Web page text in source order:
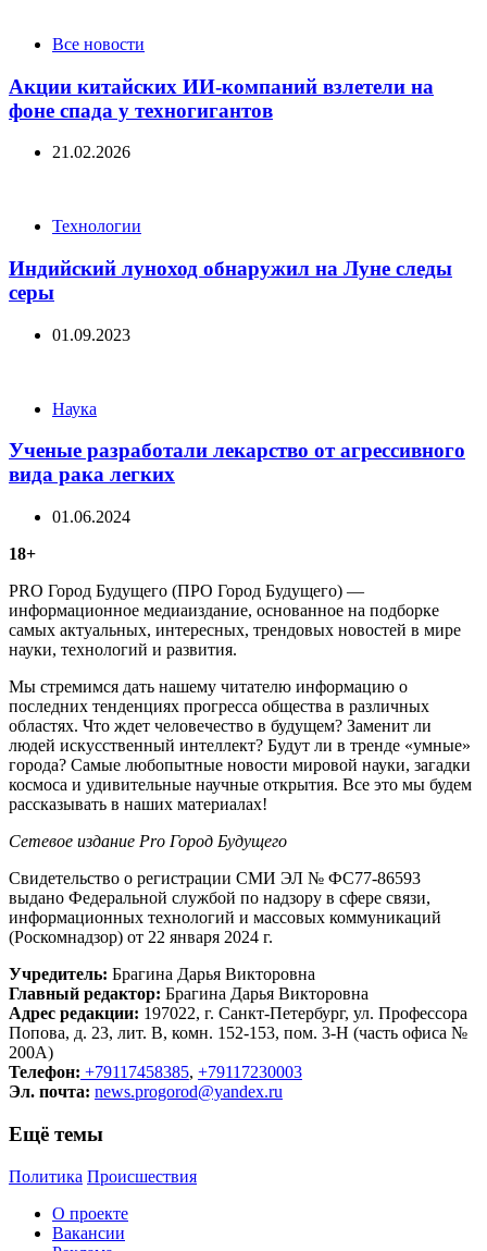
CategoriesВсе новости
Акции китайских ИИ-компаний взлетели на
фоне спада у техногигантов
21.02.2026
CategoriesТехнологии
Индийский луноход обнаружил на Луне следы
серы
01.09.2023
Categories
Наука
Ученые разработали лекарство от агрессивного
вида рака легких
01.06.2024
18+
PRO Город Будущего (ПРО Город Будущего) —
информационное медиаиздание, основанное на подборке
самых актуальных, интересных, трендовых новостей в мире
науки, технологий и развития.
Мы стремимся дать нашему читателю информацию о
последних тенденциях прогресса общества в различных
областях. Что ждет человечество в будущем? Заменит ли
людей искусственный интеллект? Будут ли в тренде «умные»
города? Самые любопытные новости мировой науки, загадки
космоса и удивительные научные открытия. Все это мы будем
рассказывать в наших материалах!
Сетевое издание Рrо Город Будущего
Свидетельство о регистрации СМИ ЭЛ № ФС77-86593
выдано Федеральной службой по надзору в сфере связи,
информационных технологий и массовых коммуникаций
(Роскомнадзор) от 22 января 2024 г.
Учредитель: Брагина Дарья Викторовна
Главный редактор: Брагина Дарья Викторовна
Адрес редакции: 197022, г. Санкт-Петербург, ул. Профессора
Попова, д. 23, лит. В, комн. 152-153, пом. 3-Н (часть офиса №
200А)
Телефон: +79117458385, +79117230003
Эл. почта: news.progorod@yandex.ru
Ещё темы
Политика Происшествия
О проекте
Вакансии